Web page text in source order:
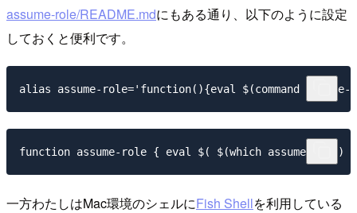
assume-role/README.mdにもある通り、以下のように設定
しておくと便利です。
一方わたしはMac環境のシェルにFish Shellを利用している